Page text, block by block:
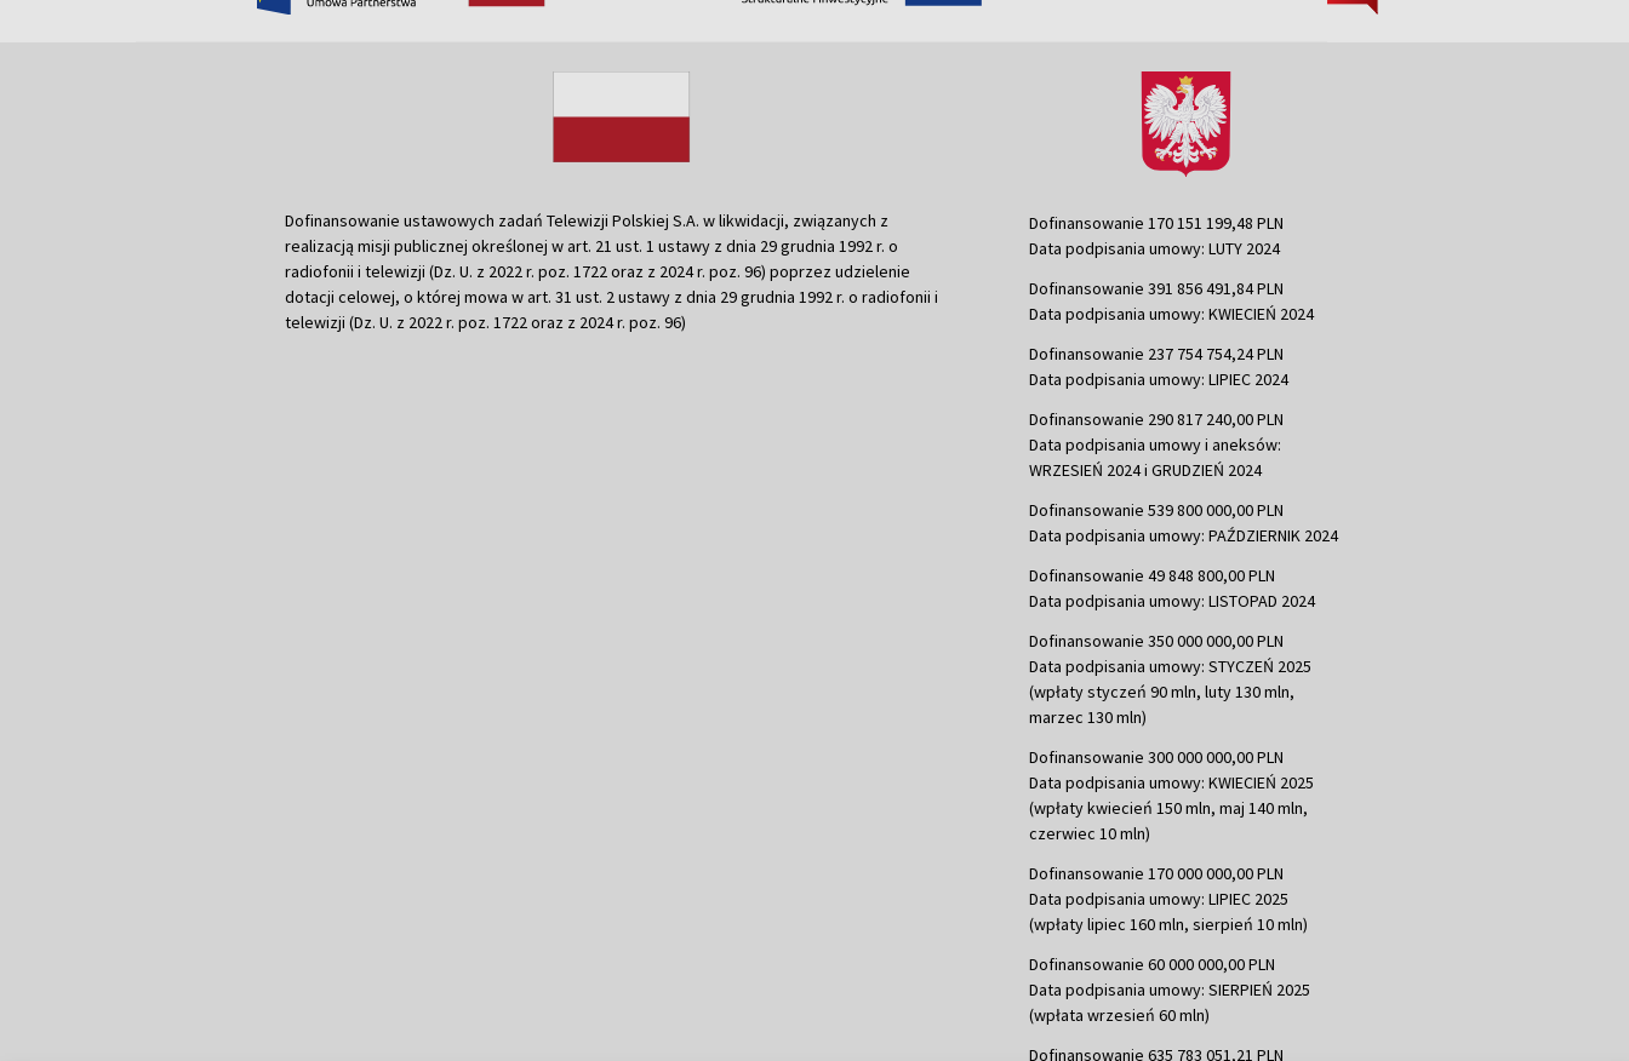
Dofinansowanie ustawowych zadań Telewizji Polskiej S.A. w likwidacji, związanych z
realizacją misji publicznej określonej w art. 21 ust. 1 ustawy z dnia 29 grudnia 1992 r. o
radiofonii i telewizji (Dz. U. z 2022 r. poz. 1722 oraz z 2024 r. poz. 96) poprzez udzielenie
dotacji celowej, o której mowa w art. 31 ust. 2 ustawy z dnia 29 grudnia 1992 r. o radiofonii i
telewizji (Dz. U. z 2022 r. poz. 1722 oraz z 2024 r. poz. 96)
Dofinansowanie 170 151 199,48 PLN
Data podpisania umowy: LUTY 2024
Dofinansowanie 391 856 491,84 PLN
Data podpisania umowy: KWIECIEŃ 2024
Dofinansowanie 237 754 754,24 PLN
Data podpisania umowy: LIPIEC 2024
Dofinansowanie 290 817 240,00 PLN
Data podpisania umowy i aneksów:
WRZESIEŃ 2024 i GRUDZIEŃ 2024
Dofinansowanie 539 800 000,00 PLN
Data podpisania umowy: PAŹDZIERNIK 2024
Dofinansowanie 49 848 800,00 PLN
Data podpisania umowy: LISTOPAD 2024
Dofinansowanie 350 000 000,00 PLN
Data podpisania umowy: STYCZEŃ 2025
(wpłaty styczeń 90 mln, luty 130 mln,
marzec 130 mln)
Dofinansowanie 300 000 000,00 PLN
Data podpisania umowy: KWIECIEŃ 2025
(wpłaty kwiecień 150 mln, maj 140 mln,
czerwiec 10 mln)
Dofinansowanie 170 000 000,00 PLN
Data podpisania umowy: LIPIEC 2025
(wpłaty lipiec 160 mln, sierpień 10 mln)
Dofinansowanie 60 000 000,00 PLN
Data podpisania umowy: SIERPIEŃ 2025
(wpłata wrzesień 60 mln)
Dofinansowanie 635 783 051,21 PLN